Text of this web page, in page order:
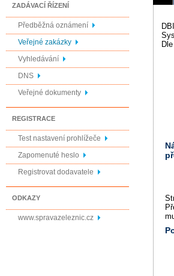
ZADÁVACÍ ŘÍZENÍ
Předběžná oznámení
Veřejné zakázky
Vyhledávání
DNS
Veřejné dokumenty
REGISTRACE
Test nastavení prohlížeče
Zapomenuté heslo
Registrovat dodavatele
ODKAZY
www.spravazeleznic.cz